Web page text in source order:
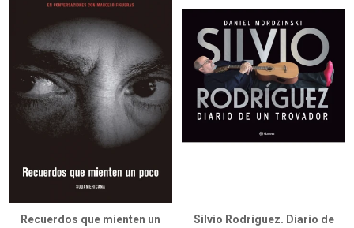
Recuerdos que mienten un
Silvio Rodríguez. Diario de